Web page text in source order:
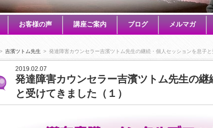
お客様の声 講座ご案内 ブログ メルマガ
> 吉濱ツトム先生 > 発達障害カウンセラー吉濱ツトム先生の継続・個人セッションを息子と
2019.02.07
発達障害カウンセラー吉濱ツトム先生の
と受けてきました（１）